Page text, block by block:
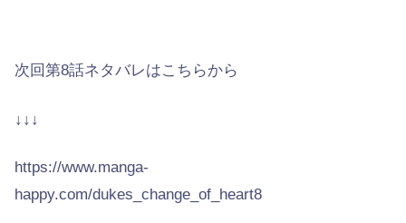
次回第8話ネタバレはこちらから
↓↓↓
https://www.manga-
happy.com/dukes_change_of_heart8